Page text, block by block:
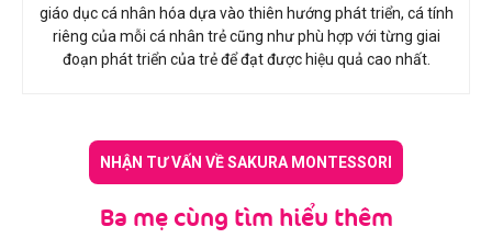
giáo dục cá nhân hóa dựa vào thiên hướng phát triển, cá tính
riêng của mỗi cá nhân trẻ cũng như phù hợp với từng giai
đoạn phát triển của trẻ để đạt được hiệu quả cao nhất.
NHẬN TƯ VẤN VỀ SAKURA MONTESSORI
Ba mẹ cùng tìm hiểu thêm